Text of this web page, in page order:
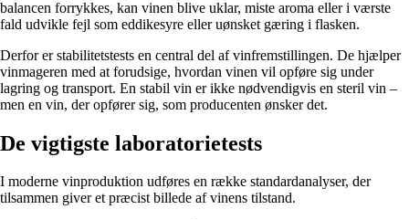
balancen forrykkes, kan vinen blive uklar, miste aroma eller i værste
fald udvikle fejl som eddikesyre eller uønsket gæring i flasken.
Derfor er stabilitetstests en central del af vinfremstillingen. De hjælper
vinmageren med at forudsige, hvordan vinen vil opføre sig under
lagring og transport. En stabil vin er ikke nødvendigvis en steril vin –
men en vin, der opfører sig, som producenten ønsker det.
De vigtigste laboratorietests
I moderne vinproduktion udføres en række standardanalyser, der
tilsammen giver et præcist billede af vinens tilstand.